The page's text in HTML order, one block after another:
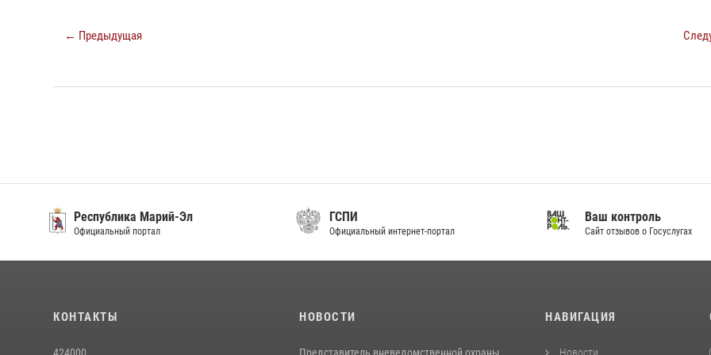
← Предыдущая
Республика Марий-Эл
Официальный портал
ГСПИ
Официальный интернет-портал
Ваш контроль
Сайт отзывов о Госуслугах
КОНТАКТЫ НОВОСТИ НАВИГАЦИЯ